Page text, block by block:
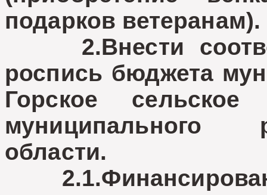
подарков ветеранам).
2.Внести
роспись бюджета
Горское сельское
муниципального
области.